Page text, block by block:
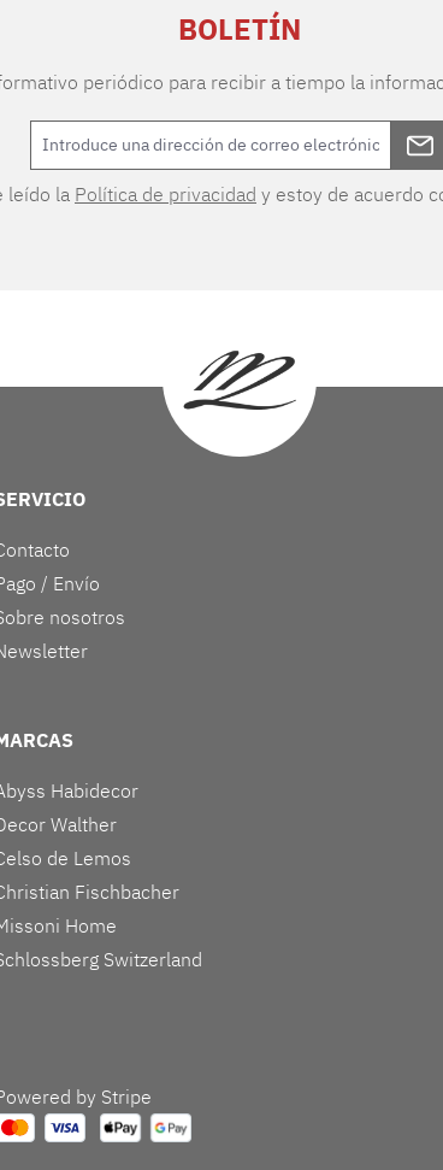
BOLETÍN
periódico para recibir a tiempo la
leído la Política de privacidad y estoy de acuerdo
/ Envío
nosotros
Habidecor
Walther
de Lemos
Fischbacher
Home
Switzerland
by Stripe